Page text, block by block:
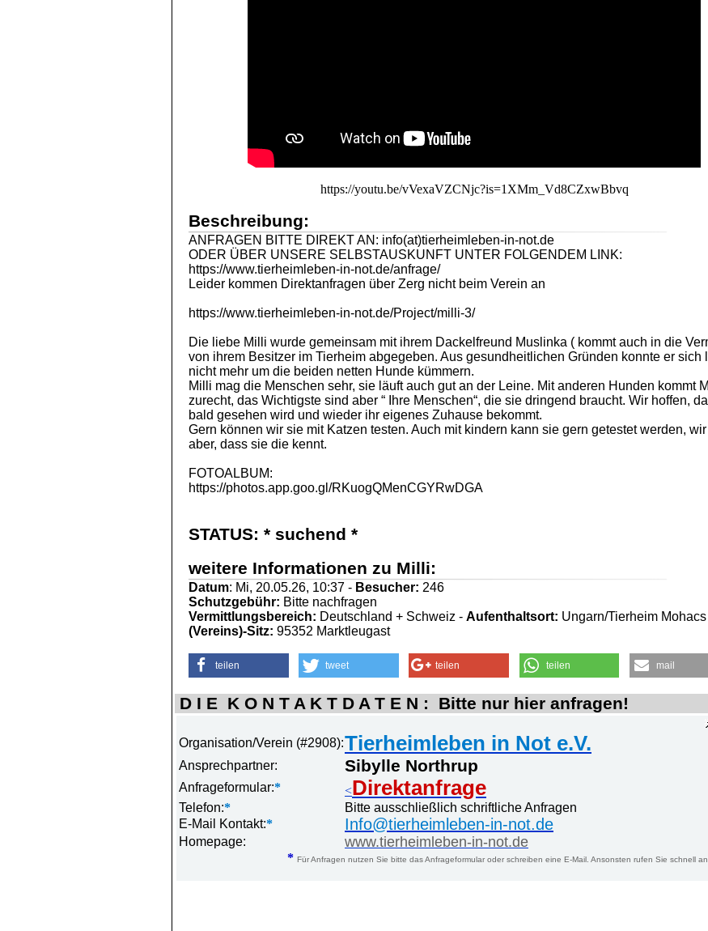
https://youtu.be/vVexaVZCNjc?is=1XMm_Vd8CZxwBbvq
Beschreibung:
ANFRAGEN BITTE DIREKT AN: info(at)tierheimleben-in-not.de
ODER ÜBER UNSERE SELBSTAUSKUNFT UNTER FOLGENDEM LINK:
https://www.tierheimleben-in-not.de/anfrage/
Leider kommen Direktanfragen über Zerg nicht beim Verein an
https://www.tierheimleben-in-not.de/Project/milli-3/
Die liebe Milli wurde gemeinsam mit ihrem Dackelfreund Muslinka ( kommt auch in die
von ihrem Besitzer im Tierheim abgegeben. Aus gesundheitlichen Gründen konnte er sich
nicht mehr um die beiden netten Hunde kümmern.
Milli mag die Menschen sehr, sie läuft auch gut an der Leine. Mit anderen Hunden kommt
zurecht, das Wichtigste sind aber “ Ihre Menschen“, die sie dringend braucht. Wir hoffen,
bald gesehen wird und wieder ihr eigenes Zuhause bekommt.
Gern können wir sie mit Katzen testen. Auch mit kindern kann sie gern getestet werden,
aber, dass sie die kennt.
FOTOALBUM:
https://photos.app.goo.gl/RKuogQMenCGYRwDGA
STATUS: * suchend *
weitere Informationen zu Milli:
Datum: Mi, 20.05.26, 10:37 - Besucher: 246
Schutzgebühr: Bitte nachfragen
Vermittlungsbereich: Deutschland + Schweiz - Aufenthaltsort: Ungarn/Tierheim Mohacs
(Vereins)-Sitz: 95352 Marktleugast
teilen tweet teilen teilen mail
D I E K O N T A K T D A T E N : Bitte nur hier anfragen!
Organisation/Verein (#2908):Tierheimleben in Not e.V.
Ansprechpartner: Sibylle Northrup
Anfrageformular:* <Direktanfrage
Telefon:*
Bitte ausschließlich schriftliche Anfragen
E-Mail Kontakt:* Info@tierheimleben-in-not.de
Homepage: www.tierheimleben-in-not.de
* Für Anfragen nutzen Sie bitte das Anfrageformular oder schreiben eine E-Mail. Ansonsten rufen Sie schnell